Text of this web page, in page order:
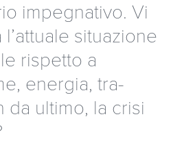
impegnativo. Vi
situazione
rispetto a
energia, tra-
da ultimo, la crisi